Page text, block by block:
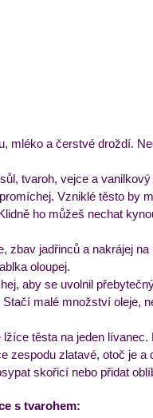
mléko a čerstvé droždí.
tvaroh, vejce a vanilkový
Vzniklé těsto by
ho můžeš nechat
zbav jadřinců a nakrájej
oloupej.
aby se uvolnil
malé množství oleje,
lžíce těsta na jeden
zespodu zlatavé, otoč je
skořicí nebo přidat
s tvarohem: